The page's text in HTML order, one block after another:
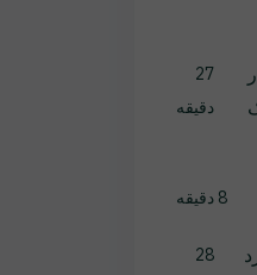
27
دقیقه
8 دقیقه
28